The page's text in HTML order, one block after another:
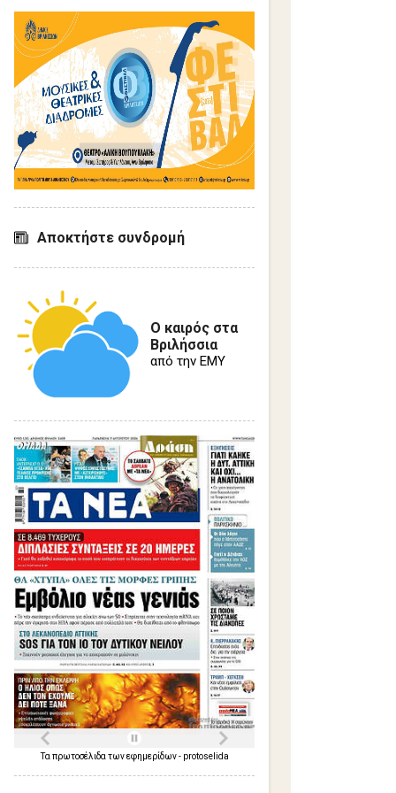
Αποκτήστε συνδρομή
Ο καιρός στα
Βριλήσσια
από την ΕΜΥ
Τα πρωτοσέλιδα τωνεφημερίδων- protoselida